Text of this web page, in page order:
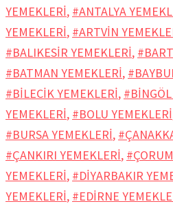
YEMEKLERİ, #ANTALYA
YEMEKLERİ, #ARTVİN
#BALIKESİR YEMEKLERİ,
#BATMAN YEMEKLERİ,
#BİLECİK YEMEKLERİ,
YEMEKLERİ, #BOLU YEMEKLERİ
#BURSA YEMEKLERİ,
#ÇANKIRI YEMEKLERİ,
YEMEKLERİ, #DİYARBAKIR
YEMEKLERİ, #EDİRNE